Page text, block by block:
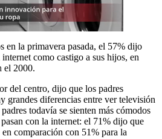
en la primavera pasada, el 57% dijo
como castigo a sus hijos, en
el 2000.
del centro, dijo que los padres
grandes diferencias entre ver televisión
todavía se sienten más cómodos
con la internet: el 71% dijo que
comparación con 51% para la